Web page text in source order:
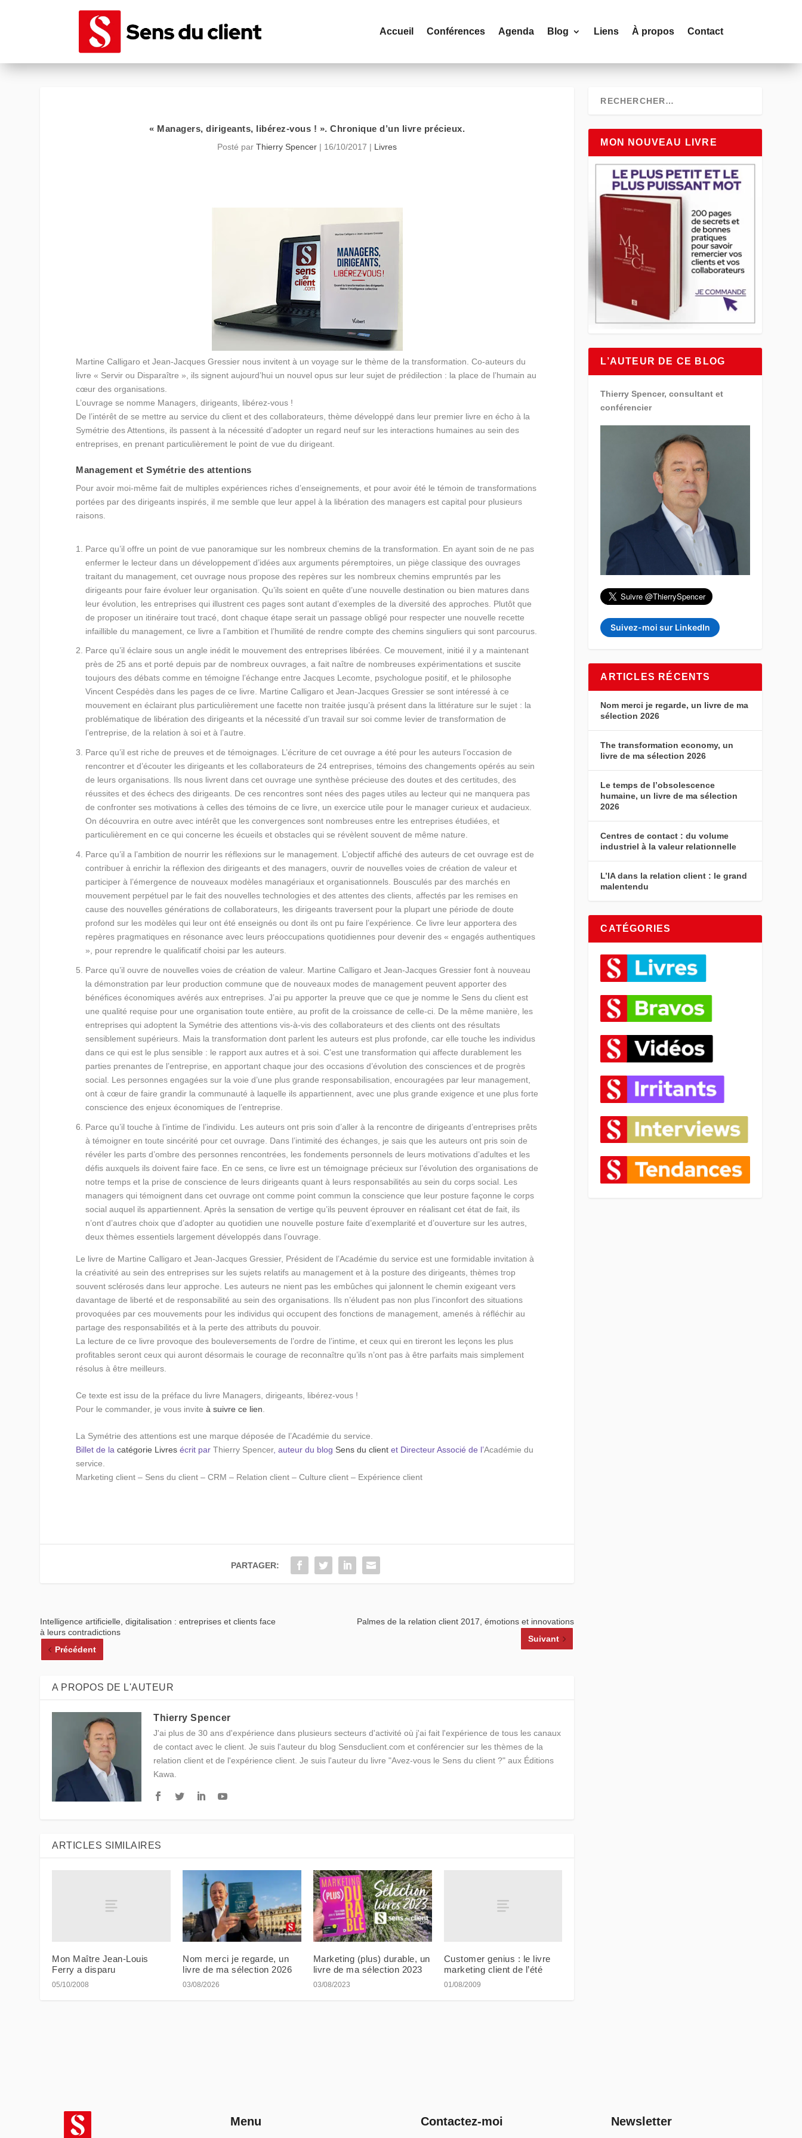
Accueil Conférences Agenda Blog Liens À propos Contact
« Managers, dirigeants, libérez-vous ! ». Chronique d’un livre précieux.
Posté parThierry Spencer | 16/10/2017 | Livres
Martine Calligaro et Jean-Jacques Gressier nous invitent à un voyage sur le thème de la transformation. Co-auteurs du
livre « Servir ou Disparaître », ils signent aujourd’hui un nouvel opus sur leur sujet de prédilection : la place de l’humain au
cœur des organisations.
L’ouvrage se nomme Managers, dirigeants, libérez-vous !
De l’intérêt de se mettre au service du client et des collaborateurs, thème développé dans leur premier livre en écho à la
Symétrie des Attentions, ils passent à la nécessité d’adopter un regard neuf sur les interactions humaines au sein des
entreprises, en prenant particulièrement le point de vue du dirigeant.
Management et Symétrie des attentions
Pour avoir moi-même fait de multiples expériences riches d’enseignements, et pour avoir été le témoin de transformations
portées par des dirigeants inspirés, il me semble que leur appel à la libération des managers est capital pour plusieurs
raisons.
Parce qu’il offre un point de vue panoramique sur les nombreux chemins de la transformation. En ayant soin de ne pas
enfermer le lecteur dans un développement d’idées aux arguments péremptoires, un piège classique des ouvrages
traitant du management, cet ouvrage nous propose des repères sur les nombreux chemins empruntés par les
dirigeants pour faire évoluer leur organisation. Qu’ils soient en quête d’une nouvelle destination ou bien matures dans
leur évolution, les entreprises qui illustrent ces pages sont autant d’exemples de la diversité des approches. Plutôt que
de proposer un itinéraire tout tracé, dont chaque étape serait un passage obligé pour respecter une nouvelle recette
infaillible du management, ce livre a l’ambition et l’humilité de rendre compte des chemins singuliers qui sont parcourus.
Parce qu’il éclaire sous un angle inédit le mouvement des entreprises libérées. Ce mouvement, initié il y a maintenant
près de 25 ans et porté depuis par de nombreux ouvrages, a fait naître de nombreuses expérimentations et suscite
toujours des débats comme en témoigne l’échange entre Jacques Lecomte, psychologue positif, et le philosophe
Vincent Cespédès dans les pages de ce livre. Martine Calligaro et Jean-Jacques Gressier se sont intéressé à ce
mouvement en éclairant plus particulièrement une facette non traitée jusqu’à présent dans la littérature sur le sujet : la
problématique de libération des dirigeants et la nécessité d’un travail sur soi comme levier de transformation de
l’entreprise, de la relation à soi et à l’autre.
Parce qu’il est riche de preuves et de témoignages. L’écriture de cet ouvrage a été pour les auteurs l’occasion de
rencontrer et d’écouter les dirigeants et les collaborateurs de 24 entreprises, témoins des changements opérés au sein
de leurs organisations. Ils nous livrent dans cet ouvrage une synthèse précieuse des doutes et des certitudes, des
réussites et des échecs des dirigeants. De ces rencontres sont nées des pages utiles au lecteur qui ne manquera pas
de confronter ses motivations à celles des témoins de ce livre, un exercice utile pour le manager curieux et audacieux.
On découvrira en outre avec intérêt que les convergences sont nombreuses entre les entreprises étudiées, et
particulièrement en ce qui concerne les écueils et obstacles qui se révèlent souvent de même nature.
Parce qu’il a l’ambition de nourrir les réflexions sur le management. L’objectif affiché des auteurs de cet ouvrage est de
contribuer à enrichir la réflexion des dirigeants et des managers, ouvrir de nouvelles voies de création de valeur et
participer à l’émergence de nouveaux modèles managériaux et organisationnels. Bousculés par des marchés en
mouvement perpétuel par le fait des nouvelles technologies et des attentes des clients, affectés par les remises en
cause des nouvelles générations de collaborateurs, les dirigeants traversent pour la plupart une période de doute
profond sur les modèles qui leur ont été enseignés ou dont ils ont pu faire l’expérience. Ce livre leur apportera des
repères pragmatiques en résonance avec leurs préoccupations quotidiennes pour devenir des « engagés authentiques
», pour reprendre le qualificatif choisi par les auteurs.
Parce qu’il ouvre de nouvelles voies de création de valeur. Martine Calligaro et Jean-Jacques Gressier font à nouveau
la démonstration par leur production commune que de nouveaux modes de management peuvent apporter des
bénéfices économiques avérés aux entreprises. J’ai pu apporter la preuve que ce que je nomme le Sens du client est
une qualité requise pour une organisation toute entière, au profit de la croissance de celle-ci. De la même manière, les
entreprises qui adoptent la Symétrie des attentions vis-à-vis des collaborateurs et des clients ont des résultats
sensiblement supérieurs. Mais la transformation dont parlent les auteurs est plus profonde, car elle touche les individus
dans ce qui est le plus sensible : le rapport aux autres et à soi. C’est une transformation qui affecte durablement les
parties prenantes de l’entreprise, en apportant chaque jour des occasions d’évolution des consciences et de progrès
social. Les personnes engagées sur la voie d’une plus grande responsabilisation, encouragées par leur management,
ont à cœur de faire grandir la communauté à laquelle ils appartiennent, avec une plus grande exigence et une plus forte
conscience des enjeux économiques de l’entreprise.
Parce qu’il touche à l’intime de l’individu. Les auteurs ont pris soin d’aller à la rencontre de dirigeants d’entreprises prêts
à témoigner en toute sincérité pour cet ouvrage. Dans l’intimité des échanges, je sais que les auteurs ont pris soin de
révéler les parts d’ombre des personnes rencontrées, les fondements personnels de leurs motivations d’adultes et les
défis auxquels ils doivent faire face. En ce sens, ce livre est un témoignage précieux sur l’évolution des organisations de
notre temps et la prise de conscience de leurs dirigeants quant à leurs responsabilités au sein du corps social. Les
managers qui témoignent dans cet ouvrage ont comme point commun la conscience que leur posture façonne le corps
social auquel ils appartiennent. Après la sensation de vertige qu’ils peuvent éprouver en réalisant cet état de fait, ils
n’ont d’autres choix que d’adopter au quotidien une nouvelle posture faite d’exemplarité et d’ouverture sur les autres,
deux thèmes essentiels largement développés dans l’ouvrage.
Le livre de Martine Calligaro et Jean-Jacques Gressier, Président de l’Académie du service est une formidable invitation à
la créativité au sein des entreprises sur les sujets relatifs au management et à la posture des dirigeants, thèmes trop
souvent sclérosés dans leur approche. Les auteurs ne nient pas les embûches qui jalonnent le chemin exigeant vers
davantage de liberté et de responsabilité au sein des organisations. Ils n’éludent pas non plus l’inconfort des situations
provoquées par ces mouvements pour les individus qui occupent des fonctions de management, amenés à réfléchir au
partage des responsabilités et à la perte des attributs du pouvoir.
La lecture de ce livre provoque des bouleversements de l’ordre de l’intime, et ceux qui en tireront les leçons les plus
profitables seront ceux qui auront désormais le courage de reconnaître qu’ils n’ont pas à être parfaits mais simplement
résolus à être meilleurs.
Ce texte est issu de la préface du livre Managers, dirigeants, libérez-vous !
Pour le commander, je vous inviteà suivre ce lien
La Symétrie des attentions est une marque déposée de l’Académie du service.
Billet de lacatégorie Livres écrit parThierry Spencer, auteur du blog Sens du client et Directeur Associé de l’Académie du
service.
Marketing client – Sens du client – CRM – Relation client – Culture client – Expérience client
PARTAGER:
Intelligence artificielle, digitalisation : entreprises et clients face
à leurs contradictions
Précédent
Palmes de la relation client 2017, émotions et innovations
Suivant
A PROPOS DE L'AUTEUR
Thierry Spencer
J'ai plus de 30 ans d'expérience dans plusieurs secteurs d'activité où j'ai fait l'expérience de tous les canaux
de contact avec le client. Je suis l'auteur du blog Sensduclient.com et conférencier sur les thèmes de la
relation client et de l'expérience client. Je suis l'auteur du livre "Avez-vous le Sens du client ?" aux Éditions
Kawa.
ARTICLES SIMILAIRES
Mon Maître Jean-Louis
Ferry a disparu
05/10/2008
Nom merci je regarde, un
livre de ma sélection 2026
03/08/2026
Marketing (plus) durable, un
livre de ma sélection 2023
03/08/2023
Customer genius : le livre
marketing client de l’été
01/08/2009
MON NOUVEAU LIVRE
L’AUTEUR DE CE BLOG
Thierry Spencer, consultant et
conférencier
Suivez-moi sur LinkedIn
ARTICLES RÉCENTS
Nom merci je regarde, un livre de ma
sélection 2026
The transformation economy, un
livre de ma sélection 2026
Le temps de l’obsolescence
humaine, un livre de ma sélection
2026
Centres de contact : du volume
industriel à la valeur relationnelle
L’IA dans la relation client : le grand
malentendu
CATÉGORIES
Menu Contactez-moi Newsletter